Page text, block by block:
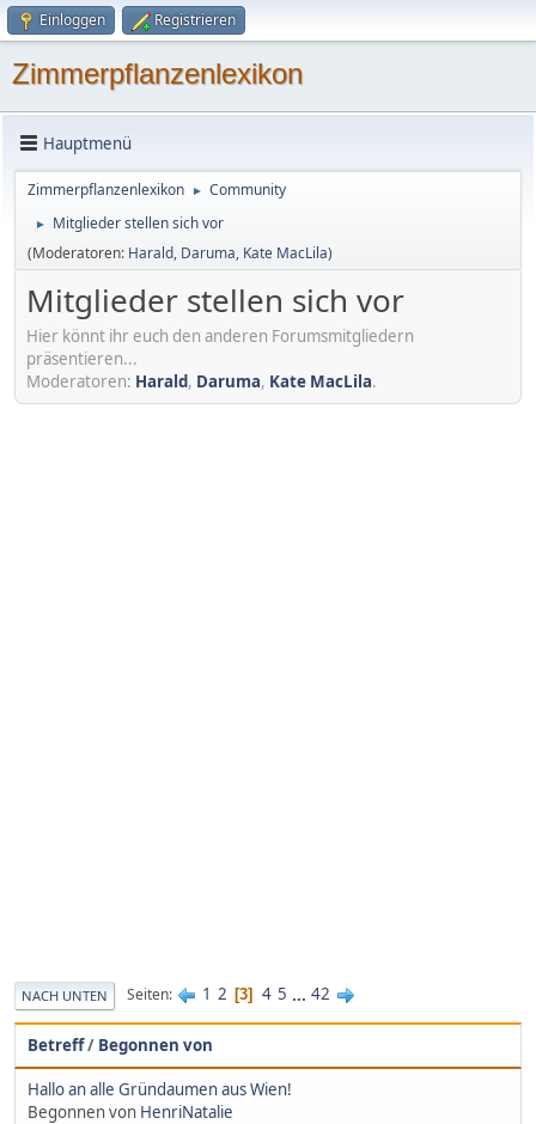
Einloggen Registrieren
Zimmerpflanzenlexikon
Hauptmenü
Zimmerpflanzenlexikon ► Community
►
Mitglieder stellen sich vor
(Moderatoren: Harald, Daruma, Kate MacLila)
Mitglieder stellen sich vor
Hier könnt ihr euch den anderen Forumsmitgliedern
präsentieren...
Moderatoren: Harald, Daruma, Kate MacLila.
NACH UNTEN Seiten 1 2 3 4 5 ... 42
Betreff/ Begonnen von
Hallo an alle Gründaumen aus Wien!
Begonnen von HenriNatalie